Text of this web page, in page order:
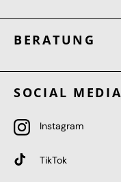
BERATUNG
SOCIAL MEDIA
Instagram
TikTok